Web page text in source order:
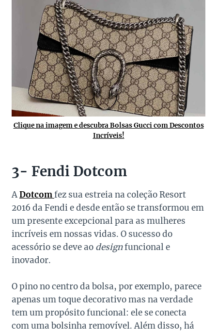
Clique na imagem e descubra Bolsas Gucci com Descontos
Incríveis!
3- Fendi Dotcom
ADotcomfez sua estreia na coleção Resort
2016 da Fendi e desde então se transformou em
um presente excepcional para as mulheres
incríveis em nossas vidas. O sucesso do
acessório se deve ao designfuncional e
inovador.
O pino no centro da bolsa, por exemplo, parece
apenas um toque decorativo mas na verdade
tem um propósito funcional: ele se conecta
com uma bolsinha removível. Além disso, há